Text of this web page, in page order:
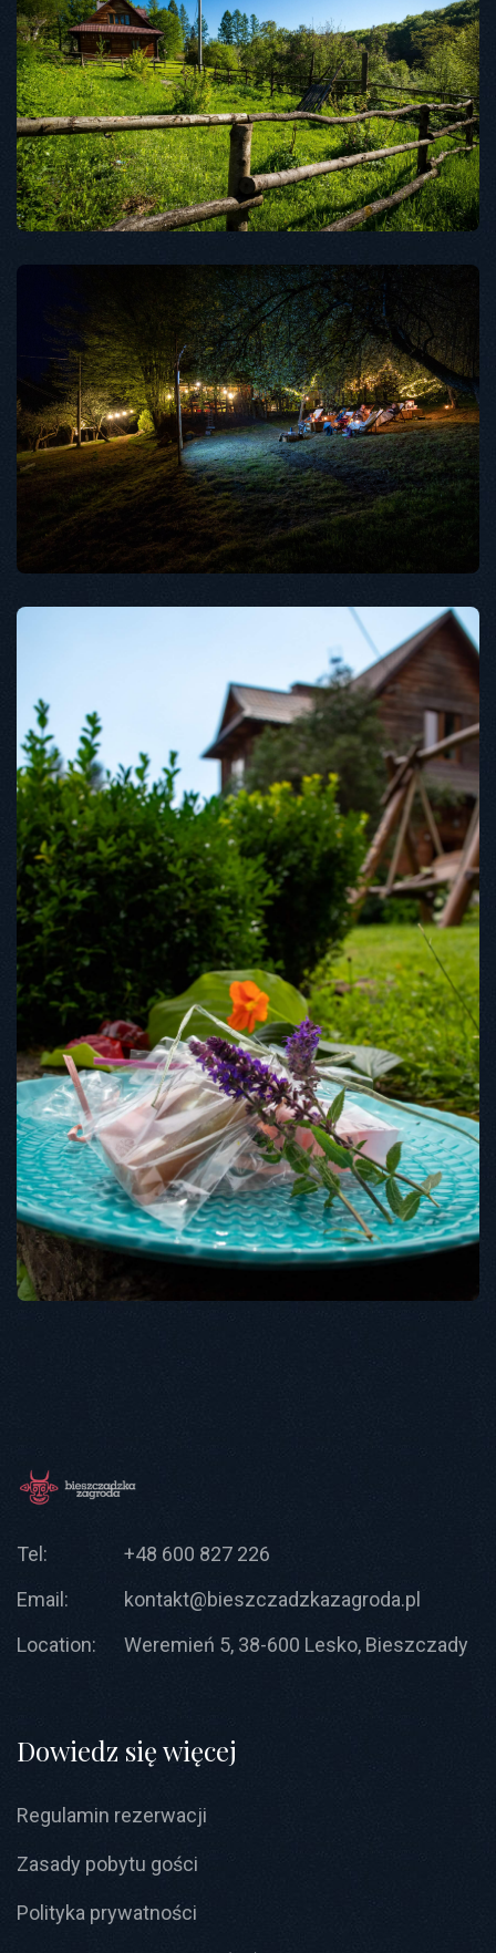
Tel:
+48 600 827 226
Email:
kontakt@bieszczadzkazagroda.pl
Location:
Weremień 5, 38-600 Lesko, Bieszczady
Dowiedz się więcej
Regulamin rezerwacji
Zasady pobytu gości
Polityka prywatności